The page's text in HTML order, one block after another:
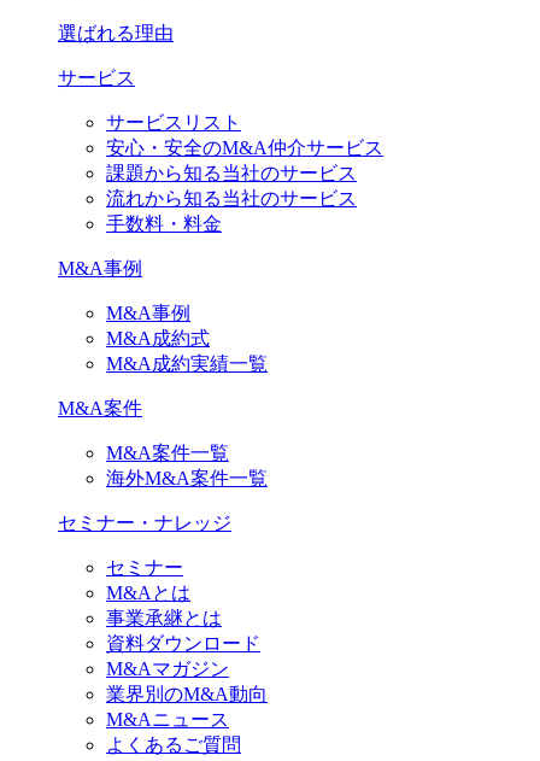
選ばれる理由
サービス
サービスリスト
安心・安全のM&A仲介サービス
課題から知る当社のサービス
流れから知る当社のサービス
手数料・料金
M&A事例
M&A事例
M&A成約式
M&A成約実績一覧
M&A案件
M&A案件一覧
海外M&A案件一覧
セミナー・ナレッジ
セミナー
M&Aとは
事業承継とは
資料ダウンロード
M&Aマガジン
業界別のM&A動向
M&Aニュース
よくあるご質問